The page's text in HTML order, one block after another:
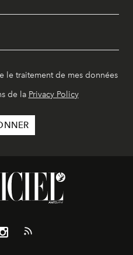
le traitement de mes données
de la Privacy Policy